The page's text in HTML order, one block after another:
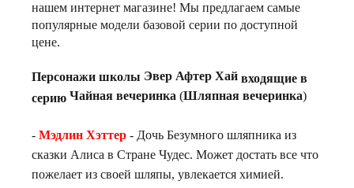
нашем интернет магазине! Мы предлагаем самые
популярные модели базовой серии по доступной
цене.
Персонажи школы Эвер Афтер Хай входящие в
серию Чайная вечеринка (Шляпная вечеринка)
- Мэдлин Хэттер - Дочь Безумного шляпника из
сказки Алиса в Стране Чудес. Может достать все что
пожелает из своей шляпы, увлекается химией.